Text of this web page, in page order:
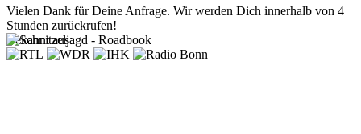
Vielen Dank für Deine Anfrage. Wir werden Dich innerhalb von 4
Stunden zurückrufen!
Bekannt aus: